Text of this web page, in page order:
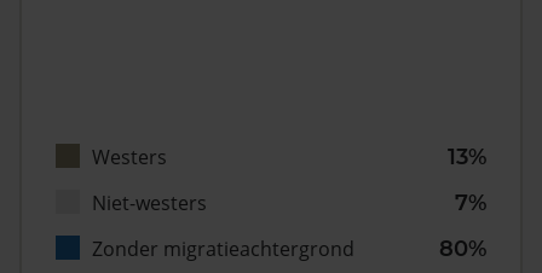
Westers
13%
Niet-westers
7%
Zonder migratieachtergrond
80%